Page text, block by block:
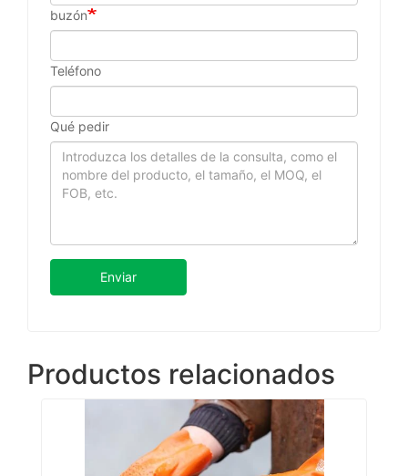
buzón
Teléfono
Qué pedir
Enviar
Productos relacionados